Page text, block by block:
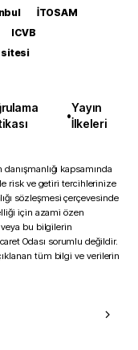
İTOSAM
ICVB
•
Yayın
İlkeleri
kapsamında
risk ve getiri tercihlerinize
sözleşmesi çerçevesinde
için azami özen
bu bilgilerin
Odası sorumlu değildir.
tüm bilgi ve verilerin